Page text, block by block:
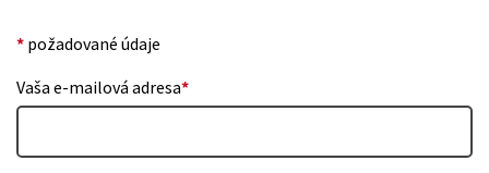
* požadované údaje
Vaša e-mailová adresa*